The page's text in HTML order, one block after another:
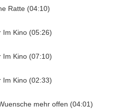
Ratte (04:10)
Im Kino (05:26)
Im Kino (07:10)
Im Kino (02:33)
mehr offen (04:01)